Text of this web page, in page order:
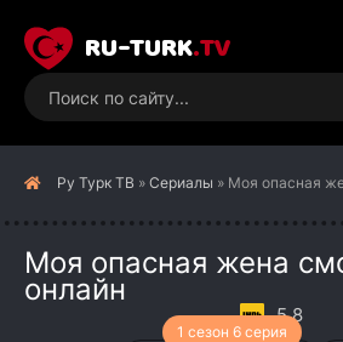
RU-TURK.TV
Ру Турк ТВ » Сериалы » Моя опасная
Моя опасная жена
онлайн
1 сезон 6 серия
5.8